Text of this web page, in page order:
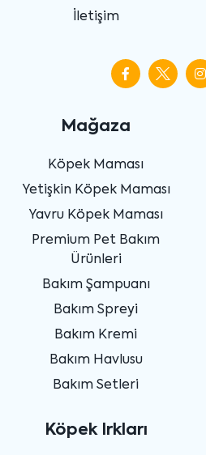
İletişim
Mağaza
Köpek Maması
Yetişkin Köpek Maması
Yavru Köpek Maması
Premium Pet Bakım
Ürünleri
Bakım Şampuanı
Bakım Spreyi
Bakım Kremi
Bakım Havlusu
Bakım Setleri
Köpek Irkları